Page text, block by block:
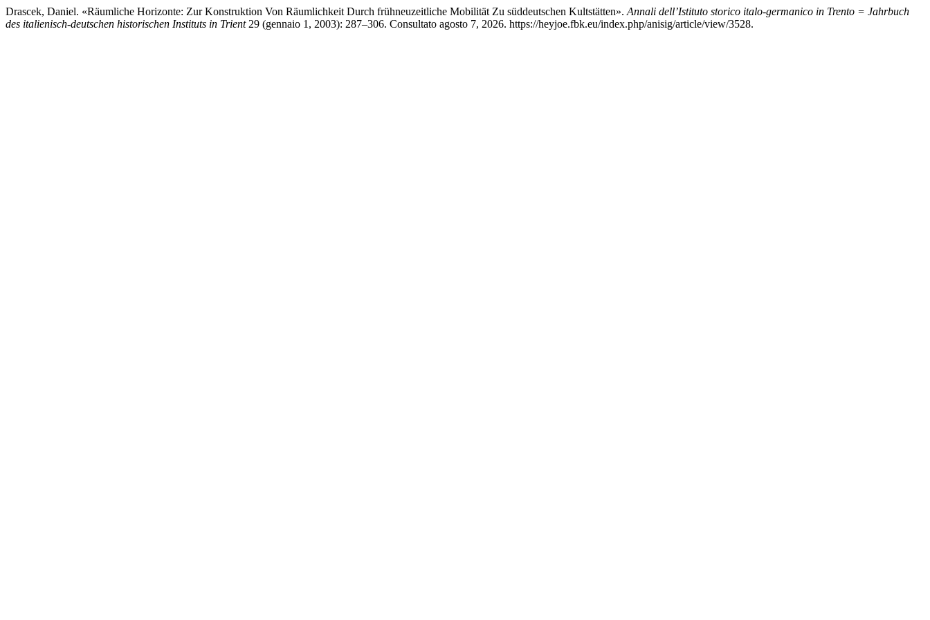
Drascek, Daniel. «Räumliche Horizonte: Zur Konstruktion Von Räumlichkeit Durch frühneuzeitliche Mobilität Zu süddeutschen Kultstätten». Annali dell’Istituto storico italo-germanico in Trento = Jahrbuch
des italienisch-deutschen historischen Instituts in Trient29 (gennaio 1, 2003): 287–306. Consultato agosto 7, 2026. https://heyjoe.fbk.eu/index.php/anisig/article/view/3528.